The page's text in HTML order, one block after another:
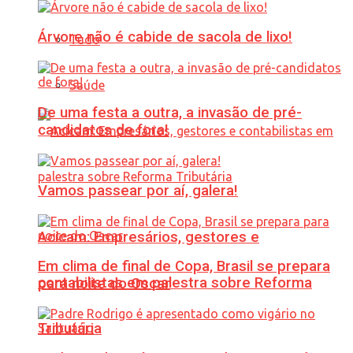
Tudo
Saúde
Acicam: Empresários, gestores e
contabilistas em palestra sobre Reforma
Tributária
Árvore não é cabide de sacola de lixo!
De uma festa a outra, a invasão de pré-
candidatos de fora!
Vamos passear por aí, galera!
Em clima de final de Copa, Brasil se prepara
para noite do Oscar